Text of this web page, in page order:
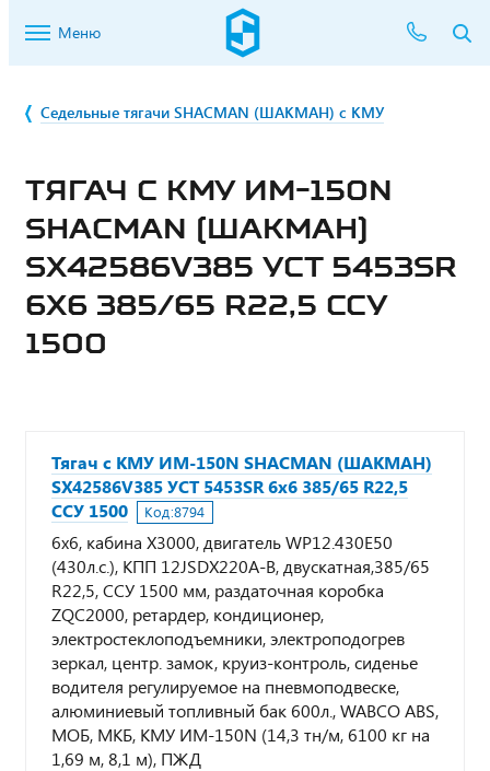
Меню
Седельные тягачи SHACMAN (ШАКМАН) с КМУ
ТЯГАЧ С КМУ ИМ-150N
SHACMAN (ШАКМАН)
SX42586V385 УСТ 5453SR
6Х6 385/65 R22,5 ССУ
1500
Тягач с КМУ ИМ-150N SHACMAN (ШАКМАН)
SX42586V385 УСТ 5453SR 6х6 385/65 R22,5
ССУ 1500
Код:8794
6х6, кабина Х3000, двигатель WP12.430E50
(430л.с.), КПП 12JSDX220A-B, двускатная,385/65
R22,5, ССУ 1500 мм, раздаточная коробка
ZQC2000, ретардер, кондиционер,
электростеклоподъемники, электроподогрев
зеркал, центр. замок, круиз-контроль, сиденье
водителя регулируемое на пневмоподвеске,
алюминиевый топливный бак 600л., WABCO ABS,
МОБ, МКБ, КМУ ИМ-150N (14,3 тн/м, 6100 кг на
1,69 м, 8,1 м), ПЖД